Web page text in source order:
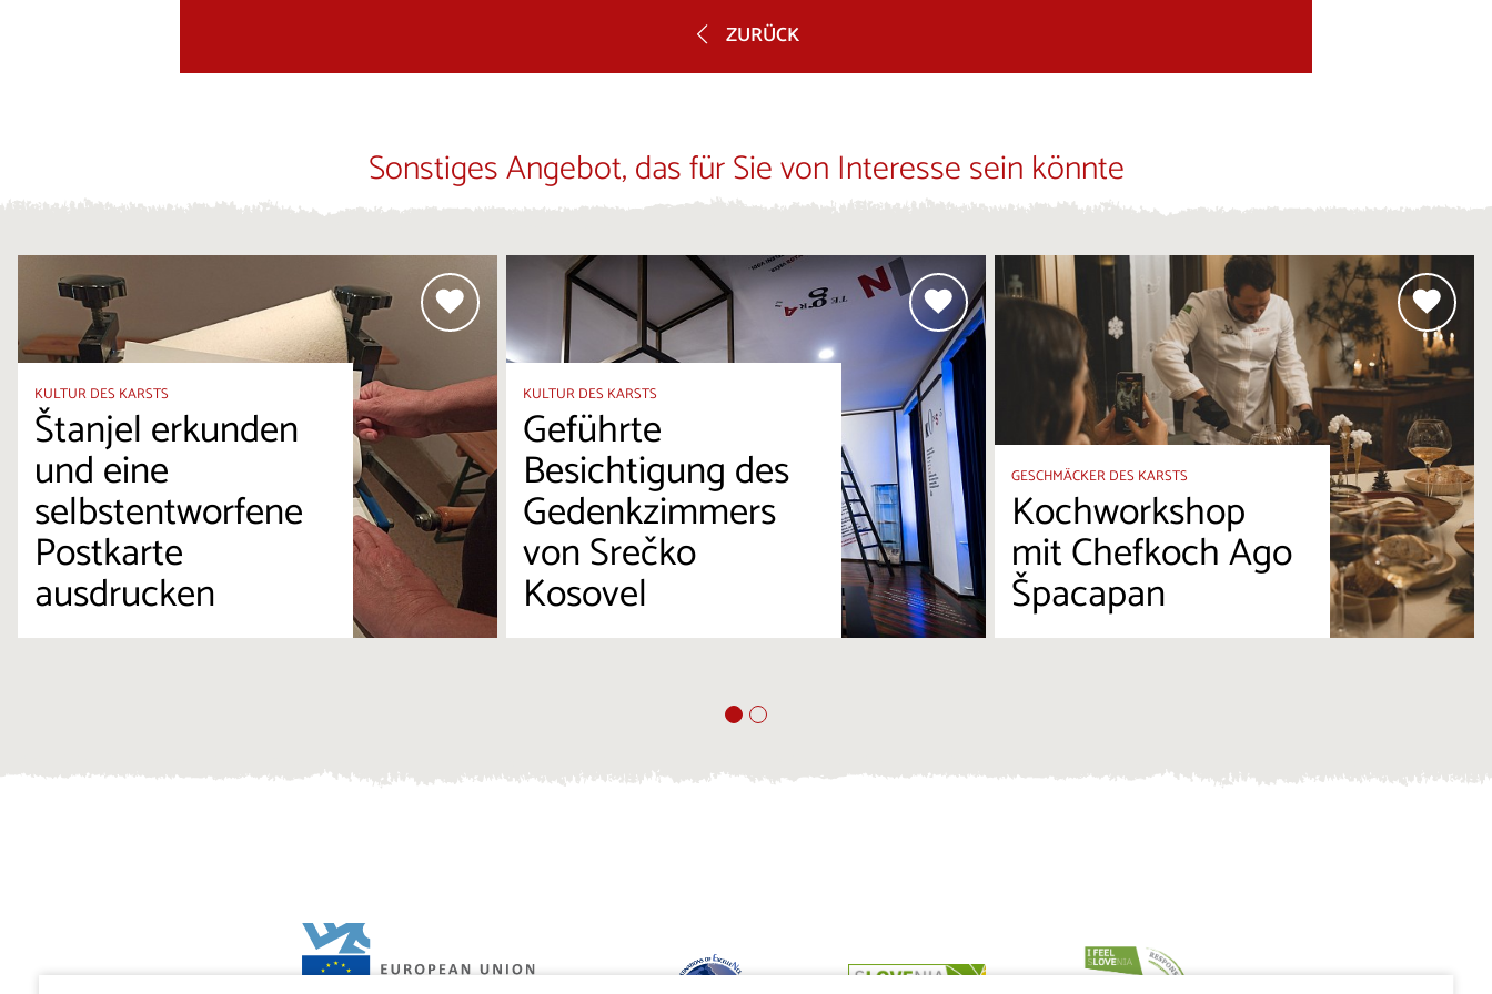
ZURÜCK
Sonstiges Angebot, das für Sie von Interesse sein könnte
KULTUR DES KARSTS
Štanjel erkunden
und eine
selbstentworfene
Postkarte
ausdrucken
KULTUR DES KARSTS
Geführte
Besichtigung des
Gedenkzimmers
von Srečko
Kosovel
GESCHMÄCKER DES KARSTS
Kochworkshop
mit Chefkoch Ago
Špacapan